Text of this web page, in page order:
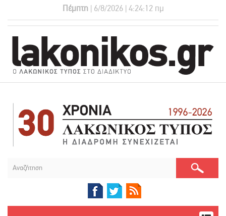
Πέμπτη | 6/8/2026 | 4:24:12 πμ